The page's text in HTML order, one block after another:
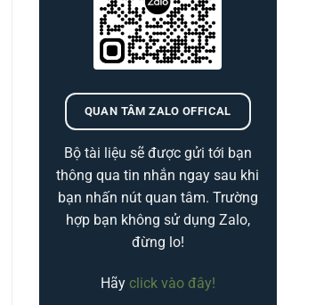
HÃNG số lượng
QUAN TÂM ZALO OFFICAL
Bộ tài liệu sẽ được gửi tới bạn
thông qua tin nhắn ngay sau khi
bạn nhấn nút quan tâm. Trường
hợp bạn không sử dụng Zalo,
đừng lo!
Hãy click vào đây!